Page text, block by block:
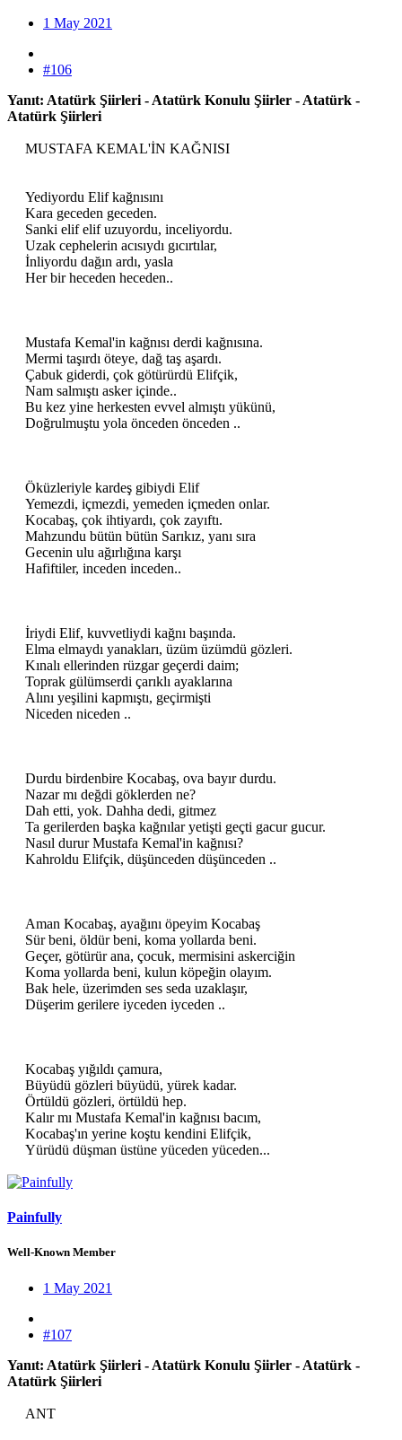
1 May 2021
#106
Yanıt: Atatürk Şiirleri - Atatürk Konulu Şiirler - Atatürk -
Atatürk Şiirleri
MUSTAFA KEMAL'İN KAĞNISI
Yediyordu Elif kağnısını
Kara geceden geceden.
Sanki elif elif uzuyordu, inceliyordu.
Uzak cephelerin acısıydı gıcırtılar,
İnliyordu dağın ardı, yasla
Her bir heceden heceden..
Mustafa Kemal'in kağnısı derdi kağnısına.
Mermi taşırdı öteye, dağ taş aşardı.
Çabuk giderdi, çok götürürdü Elifçik,
Nam salmıştı asker içinde..
Bu kez yine herkesten evvel almıştı yükünü,
Doğrulmuştu yola önceden önceden ..
Öküzleriyle kardeş gibiydi Elif
Yemezdi, içmezdi, yemeden içmeden onlar.
Kocabaş, çok ihtiyardı, çok zayıftı.
Mahzundu bütün bütün Sarıkız, yanı sıra
Gecenin ulu ağırlığına karşı
Hafiftiler, inceden inceden..
İriydi Elif, kuvvetliydi kağnı başında.
Elma elmaydı yanakları, üzüm üzümdü gözleri.
Kınalı ellerinden rüzgar geçerdi daim;
Toprak gülümserdi çarıklı ayaklarına
Alını yeşilini kapmıştı, geçirmişti
Niceden niceden ..
Durdu birdenbire Kocabaş, ova bayır durdu.
Nazar mı değdi göklerden ne?
Dah etti, yok. Dahha dedi, gitmez
Ta gerilerden başka kağnılar yetişti geçti gacur gucur.
Nasıl durur Mustafa Kemal'in kağnısı?
Kahroldu Elifçik, düşünceden düşünceden ..
Aman Kocabaş, ayağını öpeyim Kocabaş
Sür beni, öldür beni, koma yollarda beni.
Geçer, götürür ana, çocuk, mermisini askerciğin
Koma yollarda beni, kulun köpeğin olayım.
Bak hele, üzerimden ses seda uzaklaşır,
Düşerim gerilere iyceden iyceden ..
Kocabaş yığıldı çamura,
Büyüdü gözleri büyüdü, yürek kadar.
Örtüldü gözleri, örtüldü hep.
Kalır mı Mustafa Kemal'in kağnısı bacım,
Kocabaş'ın yerine koştu kendini Elifçik,
Yürüdü düşman üstüne yüceden yüceden...​
Painfully
Well-Known Member
1 May 2021
#107
Yanıt: Atatürk Şiirleri - Atatürk Konulu Şiirler - Atatürk -
Atatürk Şiirleri
ANT